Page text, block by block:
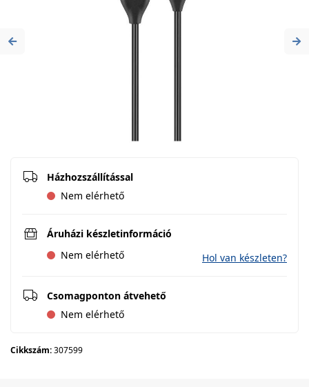
Previous
Házhozszállítással
Nem elérhető
Áruházi készletinformáció
Nem elérhető
Hol van készleten?
Csomagponton átvehető
Nem elérhető
Cikkszám:307599